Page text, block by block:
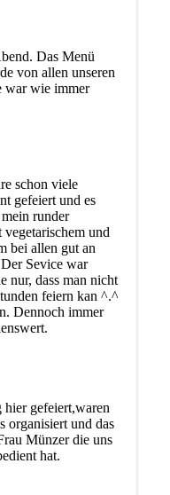
Das Menü
von allen unseren
war wie immer
schon viele
gefeiert und es
runder
und
bei allen gut an
Sevice war
nur, dass man nicht
feiern kan ^.^
Dennoch immer
hier gefeiert,waren
organisiert und das
Münzer die uns
hat.